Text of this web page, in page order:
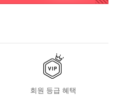
회원 등급 혜택